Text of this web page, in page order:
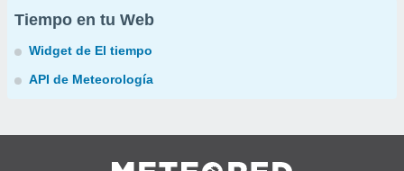
Tiempo en tu Web
Widget de El tiempo
API de Meteorología